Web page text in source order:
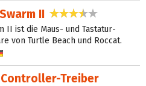
II 3,4 Sterne
II ist die Maus- und Tastatur-
von Turtle Beach und Roccat.
Controller-Treiber